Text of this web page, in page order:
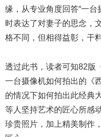
缘，从专业角度回答“一台
时表达了对妻子的思念，
格不同，但相得益彰，干
透过此书，读者可知82版
一台摄像机如何拍出的《
的情况下如何拍出此经典
等人坚持艺术的匠心所感
珍贵照片，加上精美制作